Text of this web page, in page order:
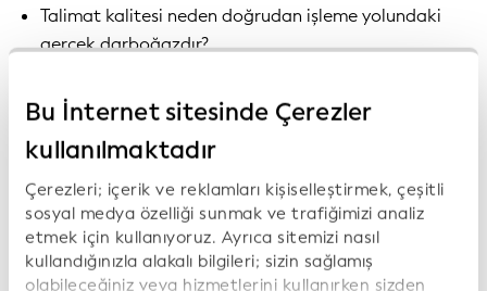
Bu İnternet sitesinde Çerezler
kullanılmaktadır
Çerezleri; içerik ve reklamları kişiselleştirmek, çeşitli
sosyal medya özelliği sunmak ve trafiğimizi analiz
etmek için kullanıyoruz. Ayrıca sitemizi nasıl
kullandığınızla alakalı bilgileri; sizin sağlamış
olabileceğiniz veya hizmetlerini kullanırken sizden
Talimat kalitesi neden doğrudan işleme yolundaki
gerçek darboğazdır?
verilerini doğal dilde sorgulamasını nasıl sağlıyor?
Tüzel Kişi Kimlik Kodu'nun (LEI) sınır ötesi
Clearstream'in GLEIF Hackathon'da doğrulanabilir
Tüzel Kişi Kimlik Kodu (vLEI)yi güvenli bir oturum
açma standardı olarak kullanması nedeniyle ikincilik